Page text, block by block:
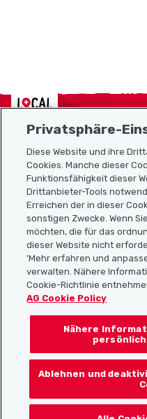
Localcities
Sitemap
Nützliche Links
Localcities App
Folgt uns auf:
Privatsphäre-
Diese Website und ihre
Cookies. Manche dieser
Funktionsfähigkeit dieser
Drittanbieter-Tools
Erreichen der in dieser
sonstigen Zwecke. Wenn
möchten, die für das
dieser Website nicht
'Mehr erfahren und
verwalten. Nähere
Cookie-Richtlinie
AG Cookie Policy
Nähere
Ablehnen und